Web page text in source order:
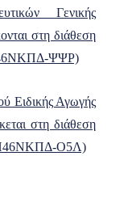
Γενικής
στη διάθεση
ΨΨΡ)
Ειδικής Αγωγής
στη διάθεση
Ο5Λ)